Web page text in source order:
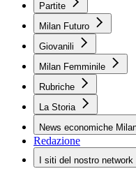
Partite
Milan Futuro
Giovanili
Milan Femminile
Rubriche
La Storia
News economiche
Redazione
I siti del nostro network